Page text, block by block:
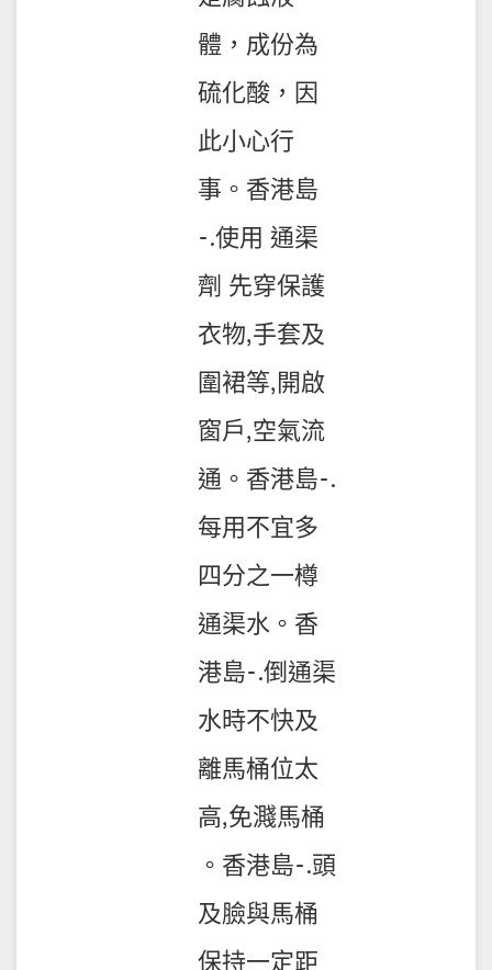
體，成份為
硫化酸，因
此小心行
事。香港島
-.使用 通渠
劑 先穿保護
衣物,手套及
圍裙等,開啟
窗戶,空氣流
通。香港島-.
每用不宜多
四分之一樽
通渠水。香
港島-.倒通渠
水時不快及
離馬桶位太
高,免濺馬桶
。香港島-.頭
及臉與馬桶
保持一定距